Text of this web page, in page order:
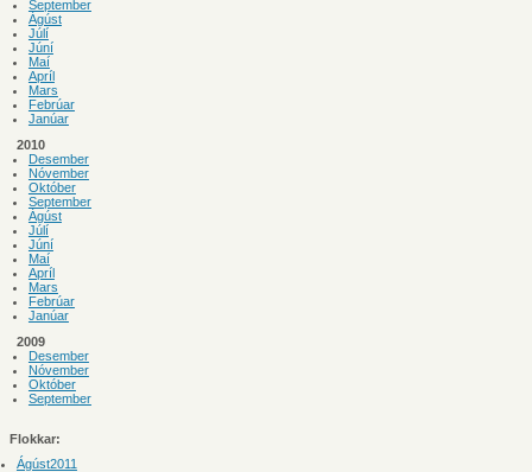
September
Ágúst
Júlí
Júní
Maí
Apríl
Mars
Febrúar
Janúar
2010
Desember
Nóvember
Október
September
Ágúst
Júlí
Júní
Maí
Apríl
Mars
Febrúar
Janúar
2009
Desember
Nóvember
Október
September
Flokkar:
Ágúst2011